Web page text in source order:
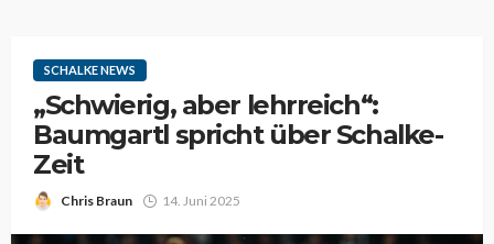
SCHALKE NEWS
„Schwierig, aber lehrreich“:
Baumgartl spricht über Schalke-
Zeit
Chris Braun 14. Juni 2025